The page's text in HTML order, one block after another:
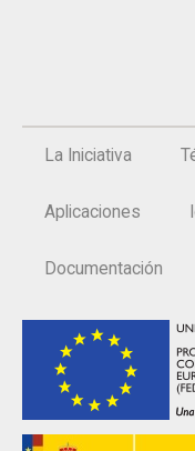
La Iniciativa
Aplicaciones
Documentación